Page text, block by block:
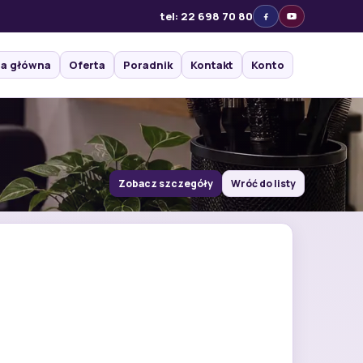
tel: 22 698 70 80
główna Oferta Poradnik Kontakt Konto
Zobacz szczegóły Wróć do listy